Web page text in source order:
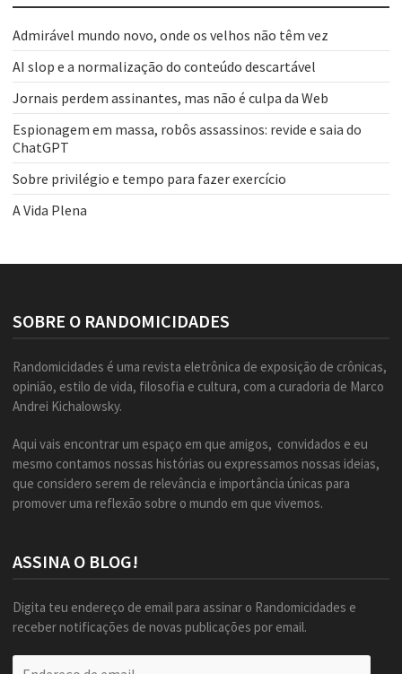
Admirável mundo novo, onde os velhos não têm vez
AI slop e a normalização do conteúdo descartável
Jornais perdem assinantes, mas não é culpa da Web
Espionagem em massa, robôs assassinos: revide e saia do
ChatGPT
Sobre privilégio e tempo para fazer exercício
A Vida Plena
SOBRE O RANDOMICIDADES
Randomicidades é uma revista eletrônica de exposição de crônicas,
opinião, estilo de vida, filosofia e cultura, com a curadoria de Marco
Andrei Kichalowsky.
Aqui vais encontrar um espaço em que amigos, convidados e eu
mesmo contamos nossas histórias ou expressamos nossas ideias,
que considero serem de relevância e importância únicas para
promover uma reflexão sobre o mundo em que vivemos.
ASSINA O BLOG!
Digita teu endereço de email para assinar o Randomicidades e
receber notificações de novas publicações por email.